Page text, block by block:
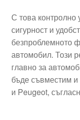
С това контролно
сигурност и
безпроблемното
автомобил. Този
главно за
бъде съвместим
и Peugeot,